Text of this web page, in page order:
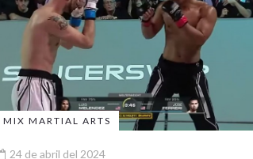
MIX MARTIAL ARTS
24 de abril del 2024